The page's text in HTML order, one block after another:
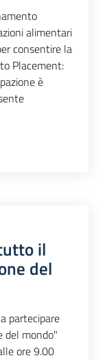
alimentari
consentire la
Placement:
è
il
del
partecipare
del mondo"
ore 9.00